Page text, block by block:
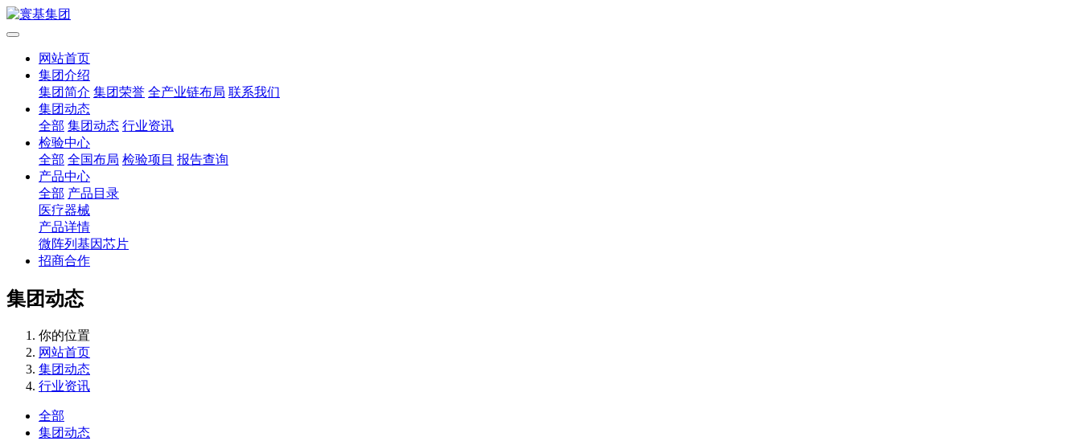
网站首页
集团介绍
集团简介 集团荣誉 全产业链布局 联系我们
集团动态
全部 集团动态 行业资讯
检验中心
全部 全国布局 检验项目 报告查询
产品中心
全部 产品目录
医疗器械
产品详情
微阵列基因芯片
招商合作
集团动态
你的位置
网站首页
集团动态
行业资讯
全部
集团动态